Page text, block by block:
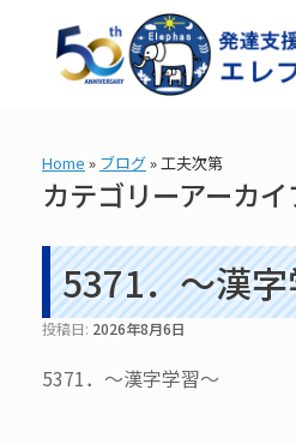
Home » ブログ»工夫次第
カテゴリーアーカイ
5371．～漢
投稿日: 2026年8月6日
5371．～漢字学習〜